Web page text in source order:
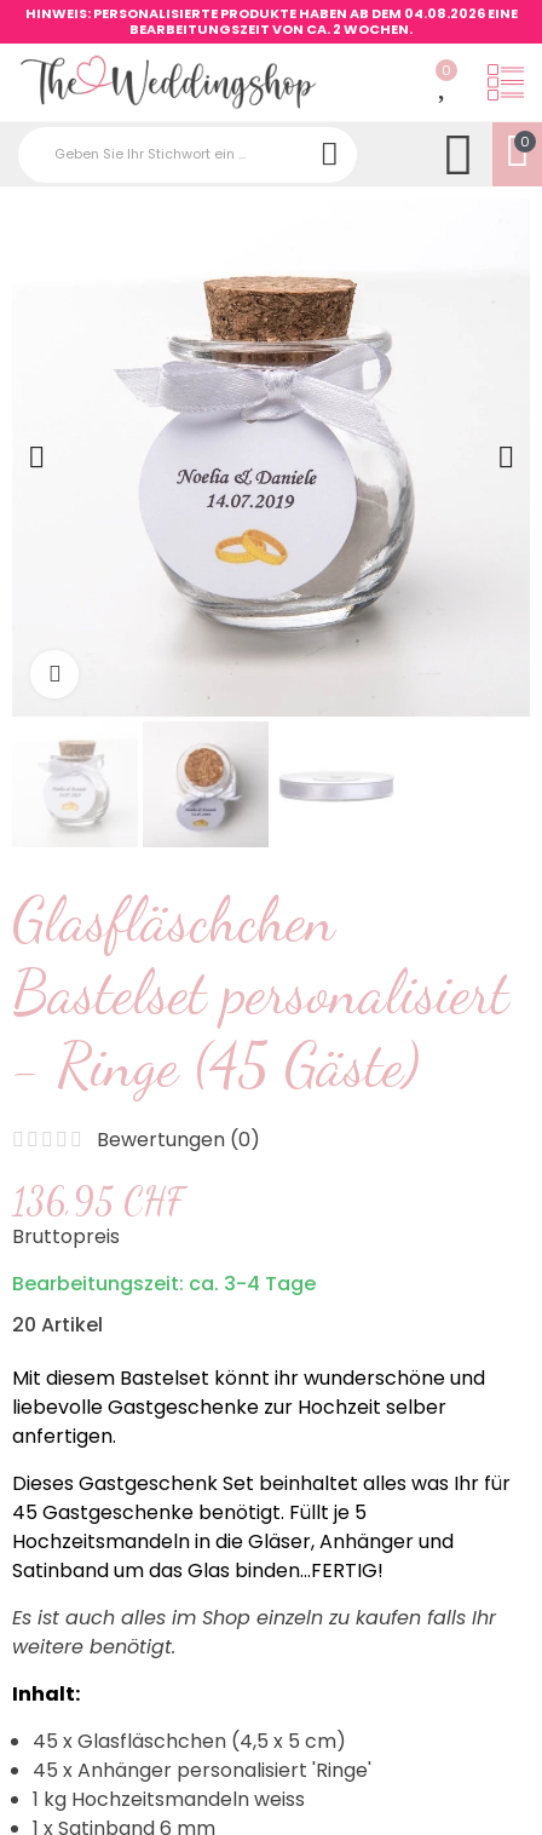
HINWEIS: PERSONALISIERTE PRODUKTE HABEN AB DEM 04.08.2026 EINE
BEARBEITUNGSZEIT VON CA. 2 WOCHEN.
0
0
Glasfläschchen
Bastelset personalisiert
- Ringe (45 Gäste)
Bewertungen (0)
136,95 CHF
Bruttopreis
Bearbeitungszeit: ca. 3-4 Tage
20 Artikel
Mit diesem Bastelset könnt ihr wunderschöne und
liebevolle Gastgeschenke zur Hochzeit selber
anfertigen.
Dieses Gastgeschenk Set beinhaltet alles was Ihr für
45 Gastgeschenke benötigt. Füllt je 5
Hochzeitsmandeln in die Gläser, Anhänger und
Satinband um das Glas binden...FERTIG!
Es ist auch alles im Shop einzeln zu kaufen falls Ihr
weitere benötigt.
Inhalt:
45 x Glasfläschchen (4,5 x 5 cm)
45 x Anhänger personalisiert 'Ringe'
1 kg Hochzeitsmandeln weiss
1 x Satinband 6 mm